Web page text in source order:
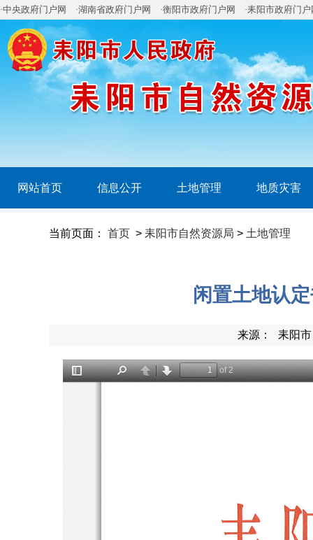
·中央政府门户网 ·湖南省政府门户网 ·衡阳市政府门户网 ·耒阳市政府门户
网站首页 信息公开 土地管理 地质灾害
当前页面： 首页 > 耒阳市自然资源局 > 土地管理
闲置土地认
来源： 耒阳